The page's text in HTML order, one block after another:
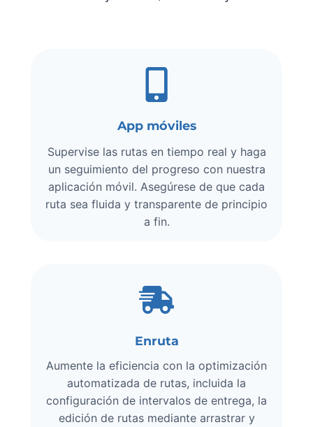
App móviles
Supervise las rutas en tiempo real y haga
un seguimiento del progreso con nuestra
aplicación móvil. Asegúrese de que cada
ruta sea fluida y transparente de principio
a fin.
Enruta
Aumente la eficiencia con la optimización
automatizada de rutas, incluida la
configuración de intervalos de entrega, la
edición de rutas mediante arrastrar y